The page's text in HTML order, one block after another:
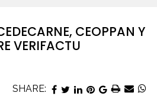
CEOPPAN Y
VERIFACTU
SHARE: